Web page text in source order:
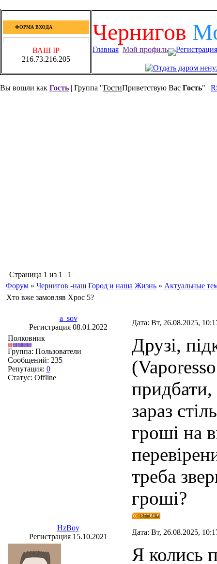
ФОРМА ВХОДА
ВАШ IP
216.73.216.205
Чернигов
Главная Мой профиль Регистрация
Вы вошли как Гость | Группа "ГостиПриветствую Вас Гость" |
Страница 1 из 1
1
Форум » Чернигов -наш Город и наша Жизнь » Актуальные
Хто вже замовляв Хрос 5?
a_sov
Регистрация 08.01.2022
Дата: Вт, 26.08.2025,
Полковник
Группа: Пользователи
Сообщений: 235
Репутация: 0
Статус: Offline
Друзі,
зараз
гроші на
треба
гроші?
HzBoy
Регистрация 15.10.2021
Дата: Вт, 26.08.2025,
Я колись